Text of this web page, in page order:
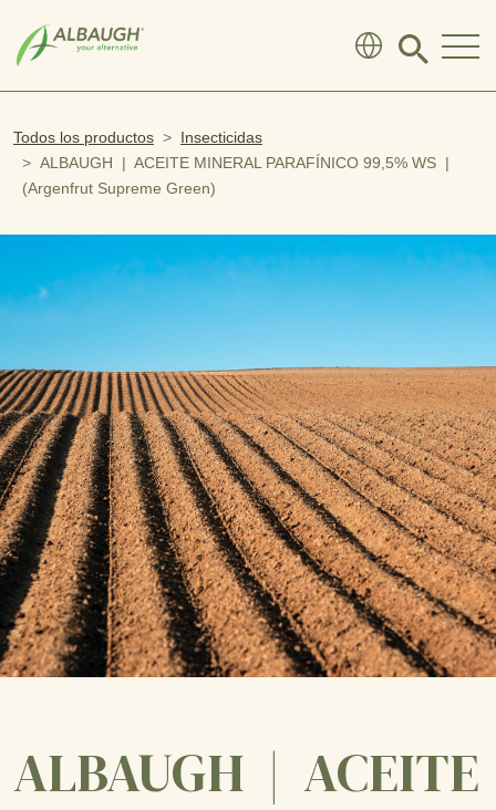
Click
search
Todos los productos
Insecticidas
ALBAUGH | ACEITE MINERAL PARAFÍNICO 99,5% WS |
(Argenfrut Supreme Green)
ALBAUGH | ACEITE